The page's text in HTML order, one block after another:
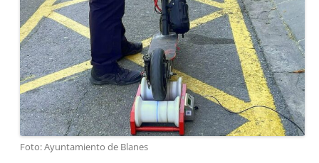
Foto: Ayuntamiento de Blanes